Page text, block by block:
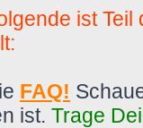
ist
FAQ!
ist. Trage